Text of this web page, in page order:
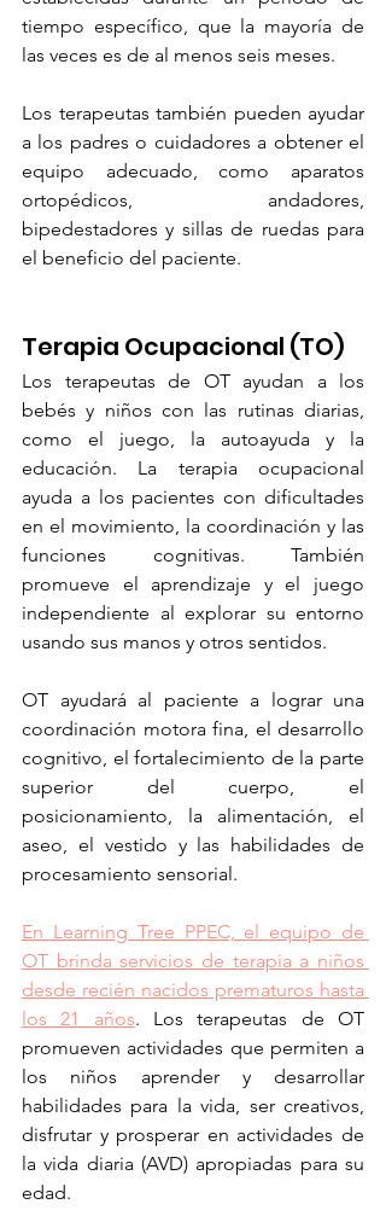
tiempo específico, que la mayoría de
las veces es de al menos seis meses.
Los terapeutas también pueden ayudar
a los padres o cuidadores a obtener el
equipo adecuado, como aparatos
ortopédicos, andadores,
bipedestadores y sillas de ruedas para
el beneficio del paciente.
Terapia Ocupacional (TO)
Los terapeutas de OT ayudan a los
bebés y niños con las rutinas diarias,
como el juego, la autoayuda y la
educación. La terapia ocupacional
ayuda a los pacientes con dificultades
en el movimiento, la coordinación y las
funciones cognitivas. También
promueve el aprendizaje y el juego
independiente al explorar su entorno
usando sus manos y otros sentidos.
OT ayudará al paciente a lograr una
coordinación motora fina, el desarrollo
cognitivo, el fortalecimiento de la parte
superior del cuerpo, el
posicionamiento, la alimentación, el
aseo, el vestido y las habilidades de
procesamiento sensorial.
En Learning Tree PPEC, el equipo de
OT brinda servicios de terapia a niños
desde recién nacidos prematuros hasta
los 21 años. Los terapeutas de OT
promueven actividades que permiten a
los niños aprender y desarrollar
habilidades para la vida, ser creativos,
disfrutar y prosperar en actividades de
la vida diaria (AVD) apropiadas para su
edad.